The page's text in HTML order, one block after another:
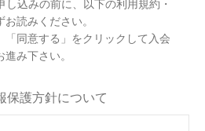
込みの前に、以下の利用規約・
読みください。
「同意する」をクリックして入会
み下さい。
保護方針について